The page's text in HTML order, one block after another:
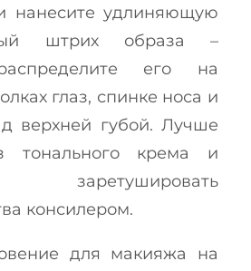
нанесите удлиняющую
штрих образа –
его на
глаз, спинке носа и
верхней губой. Лучше
тонального крема и
консилером.
для макияжа на